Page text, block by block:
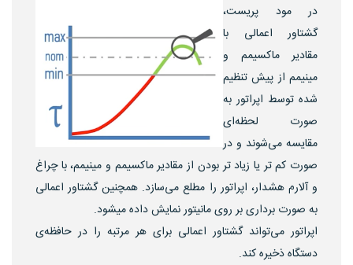
در مود پریست،
گشتاور اعمالی با
مقادیر ماکسیمم و
مینیمم از پیش تنظیم
شده توسط اپراتور به
صورت لحظه‌ای
مقایسه می‌شوند و در
صورت کم تر یا زیاد تر بودن از مقادیر ماکسیمم و مینیمم، با چراغ
و آلارم هشدار، اپراتور را مطلع می‌سازد. همچنین گشتاور اعمالی
به صورت برداری بر روی مانیتور نمایش داده میشود.
اپراتور می‌تواند گشتاور اعمالی برای هر مرتبه را در حافظه‌ی
دستگاه ذخیره کند.